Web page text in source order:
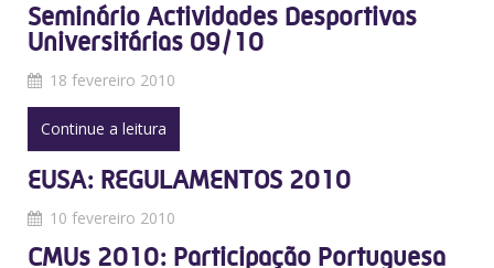
Seminário Actividades Desportivas
Universitárias 09/10
18 fevereiro 2010
Continue a leitura
EUSA: REGULAMENTOS 2010
10 fevereiro 2010
CMUs 2010: Participação Portuguesa